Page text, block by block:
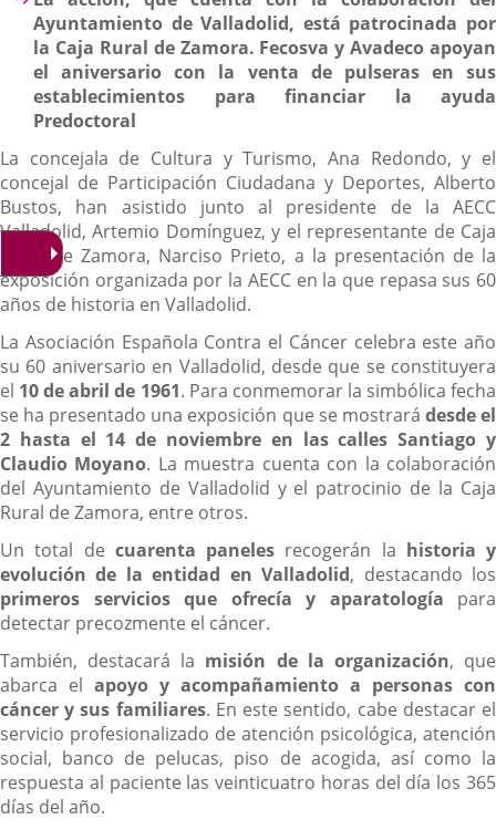
Ayuntamiento de Valladolid, está patrocinada por
la Caja Rural de Zamora. Fecosva y Avadeco apoyan
el aniversario con la venta de pulseras en sus
establecimientos para financiar la ayuda
Predoctoral
La concejala de Cultura y Turismo, Ana Redondo, y el
concejal de Participación Ciudadana y Deportes, Alberto
Bustos, han asistido junto al presidente de la AECC
Valladolid, Artemio Domínguez, y el representante de Caja
Rural de Zamora, Narciso Prieto, a la presentación de la
exposición organizada por la AECC en la que repasa sus 60
años de historia en Valladolid.
La Asociación Española Contra el Cáncer celebra este año
su 60 aniversario en Valladolid, desde que se constituyera
el 10 de abril de 1961. Para conmemorar la simbólica fecha
se ha presentado una exposición que se mostrará desde el
2 hasta el 14 de noviembre en las calles Santiago y
Claudio Moyano. La muestra cuenta con la colaboración
del Ayuntamiento de Valladolid y el patrocinio de la Caja
Rural de Zamora, entre otros.
Un total de cuarenta paneles recogerán la historia y
evolución de la entidad en Valladolid, destacando los
primeros servicios que ofrecía y aparatología para
detectar precozmente el cáncer.
También, destacará la misión de la organización, que
abarca el apoyo y acompañamiento a personas con
cáncer y sus familiares. En este sentido, cabe destacar el
servicio profesionalizado de atención psicológica, atención
social, banco de pelucas, piso de acogida, así como la
respuesta al paciente las veinticuatro horas del día los 365
días del año.